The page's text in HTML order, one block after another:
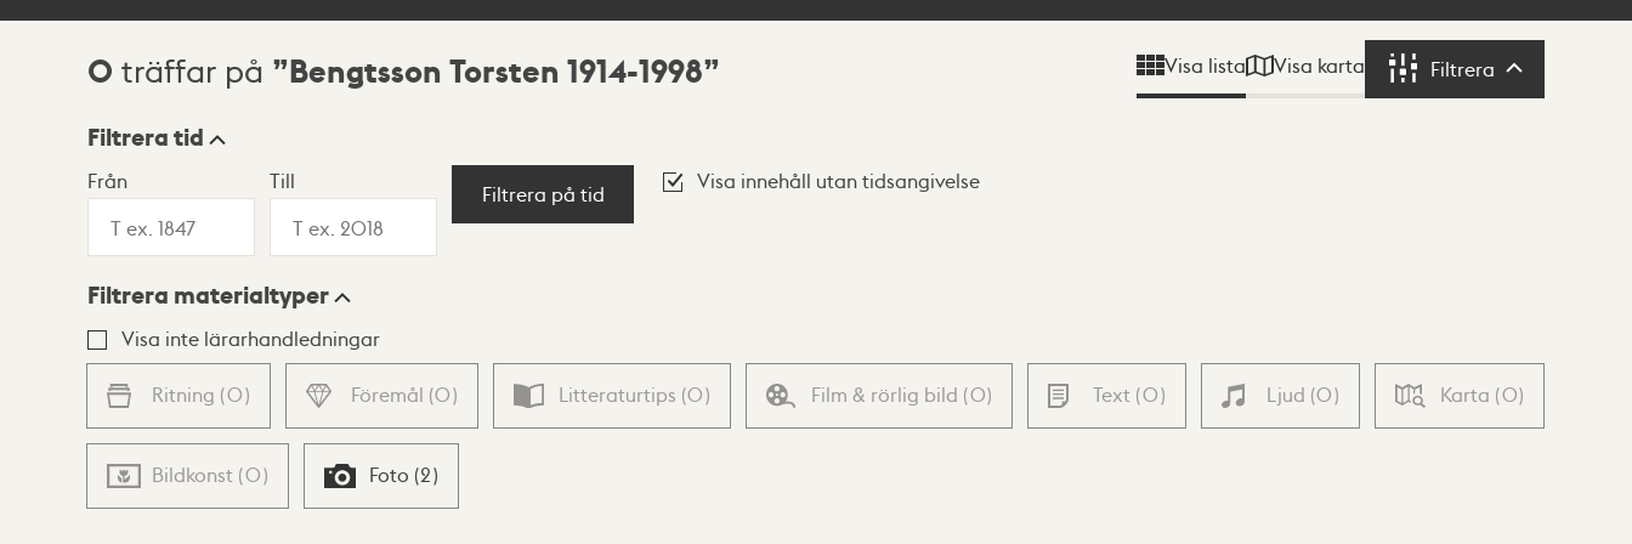
Sökresultat
0 träffar på Bengtsson Torsten 1914-1998 Visa lista Visa karta Filtrera Filtrera
Visningsläge
Lista Karta
Filtrera tid
Från Till
Filtrera på tid
Visa innehåll utan tidsangivelse
Filtrera materialtyper
Visa inte lärarhandledningar
Ritning (0) Föremål (0) Litteraturtips (0) Film & rörlig bild (0) Text (0) Ljud (0) Karta (0)
Bildkonst (0) Foto (2)